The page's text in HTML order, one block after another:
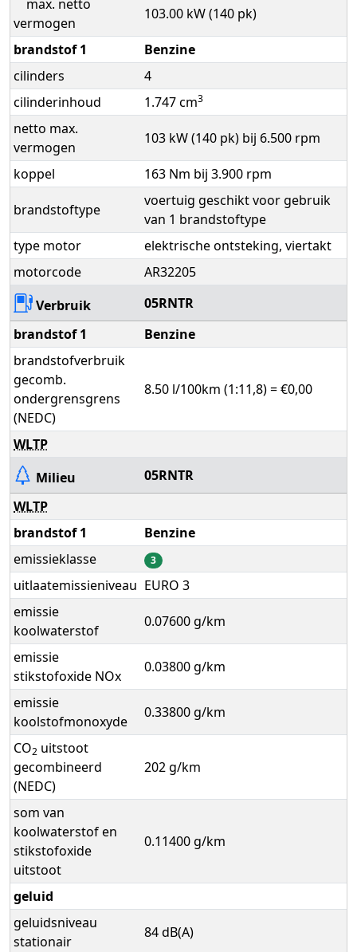
max. netto
vermogen
103.00 kW (140 pk)
brandstof 1
Benzine
cilinders
4
cilinderinhoud
1.747 cm3
netto max.
vermogen
103 kW (140 pk) bij 6.500 rpm
koppel 163 Nm bij 3.900 rpm
brandstoftype
voertuig geschikt voor gebruik
van 1 brandstoftype
type motor
elektrische ontsteking, viertakt
motorcode
AR32205
Verbruik
05RNTR
brandstof 1
Benzine
brandstofverbruik
gecomb.
ondergrensgrens
(NEDC)
8.50 l/100km (1:11,8) = €0,00
WLTP
Milieu
05RNTR
WLTP
brandstof 1
Benzine
emissieklasse
3
uitlaatemissieniveau EURO 3
emissie
koolwaterstof
0.07600 g/km
emissie
stikstofoxide NOx
0.03800 g/km
emissie
koolstofmonoxyde
0.33800 g/km
CO2 uitstoot
gecombineerd
(NEDC)
202 g/km
som van
koolwaterstof en
stikstofoxide
uitstoot
0.11400 g/km
geluid
geluidsniveau
stationair
84 dB(A)